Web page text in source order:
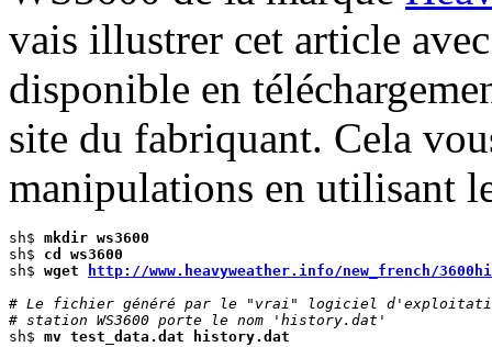
vais illustrer cet article
disponible en
site du fabriquant. Cela
manipulations en utilisant
sh$ mkdir ws3600
sh$ cd ws3600
sh$ wget
http://www.heavyweather.info/new_french/
# Le fichier généré par le "vrai" logiciel
# station WS3600 porte le nom 'history.dat'
sh$ mv test_data.dat history.dat